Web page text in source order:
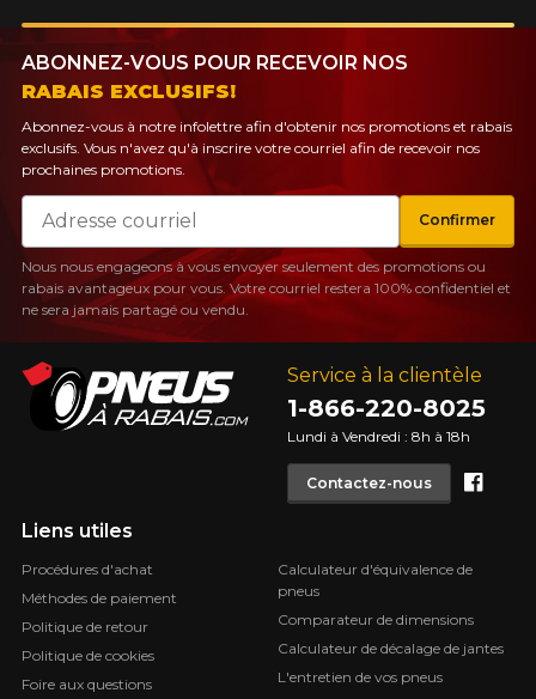
Service à la clientèle
1-866-220-8025
Lundi à Vendredi : 8h à 18h
Contactez-nous
Liens utiles
Procédures d'achat
Méthodes de paiement
Politique de retour
Politique de cookies
Foire aux questions
Calculateur d'équivalence de
pneus
Comparateur de dimensions
Calculateur de décalage de jantes
L'entretien de vos pneus
ABONNEZ-VOUS POUR RECEVOIR NOS
RABAIS EXCLUSIFS!
Abonnez-vous à notre infolettre afin d'obtenir nos promotions et rabais
exclusifs. Vous n'avez qu'à inscrire votre courriel afin de recevoir nos
prochaines promotions.
Courriel
Confirmer
Nous nous engageons à vous envoyer seulement des promotions ou
rabais avantageux pour vous. Votre courriel restera 100% confidentiel et
ne sera jamais partagé ou vendu.